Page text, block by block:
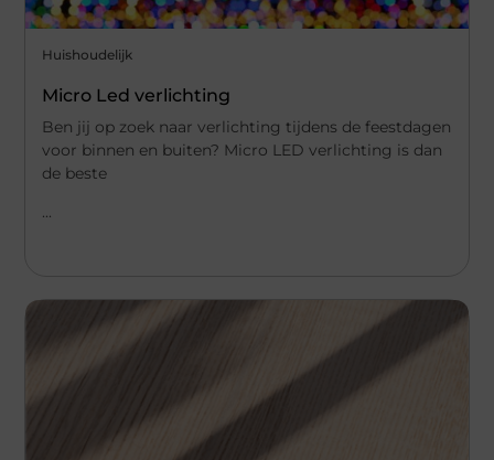
Huishoudelijk
Micro Led verlichting
Ben jij op zoek naar verlichting tijdens de feestdagen
voor binnen en buiten? Micro LED verlichting is dan
de beste
...